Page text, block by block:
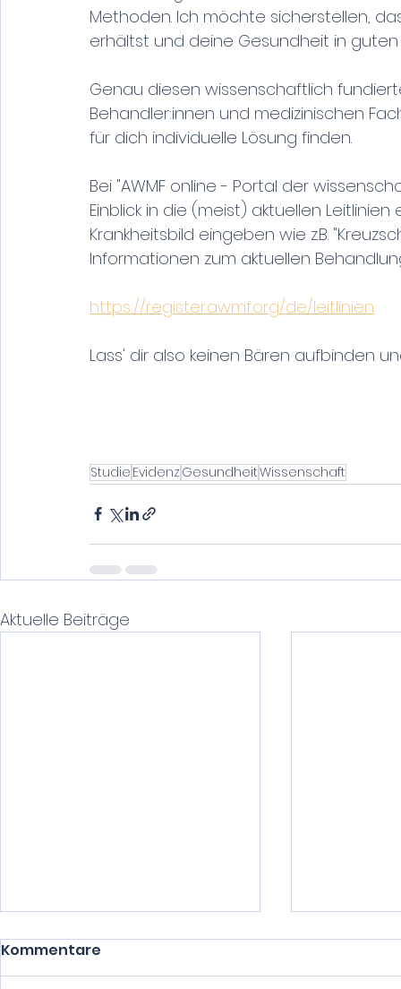
Methoden. Ich möchte sicherstellen,
erhältst und deine Gesundheit in guten
Genau diesen wissenschaftlich
Behandler:innen und medizinischen
für dich individuelle Lösung finden.
Bei "AWMF online - Portal der
Einblick in die (meist) aktuellen
Krankheitsbild eingeben wie z.B.
Informationen zum aktuellen
https://register.awmf.org/de/leitlinien
Lass' dir also keinen Bären aufbinden
Studie Evidenz GesundheitWissenschaft
Aktuelle Beiträge
Kommentare